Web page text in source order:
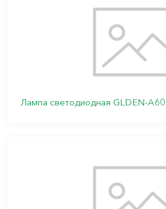
Лампа светодиодная GLDEN-